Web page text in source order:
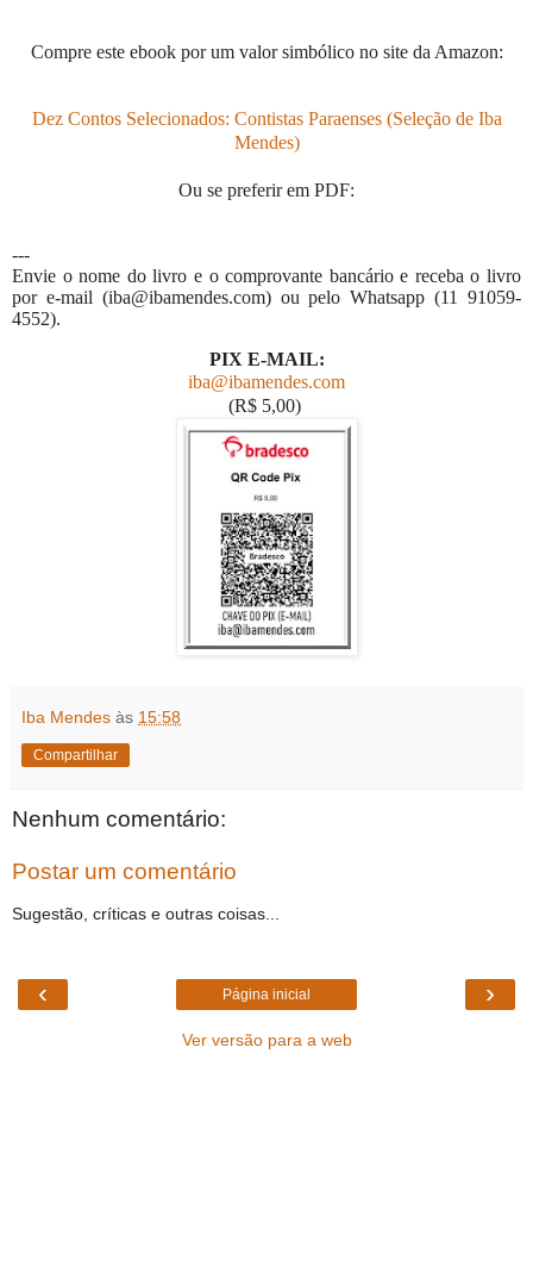
Compre este ebook por um valor simbólico no site da Amazon:
Dez Contos Selecionados: Contistas Paraenses (Seleção de Iba
Mendes)
Ou se preferir em PDF:
---
Envie o nome do livro e o comprovante bancário e receba o livro
por e-mail (iba@ibamendes.com) ou pelo Whatsapp (11 91059-
4552).
PIX E-MAIL:
iba@ibamendes.com
(R$ 5,00)
Iba Mendes às 15:58
Compartilhar
Nenhum comentário:
Postar um comentário
Sugestão, críticas e outras coisas...
‹ ›
Página inicial
Ver versão para a web